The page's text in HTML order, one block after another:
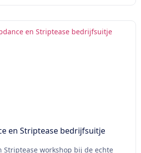
en Striptease bedrijfsuitje
Striptease workshop bij de echte